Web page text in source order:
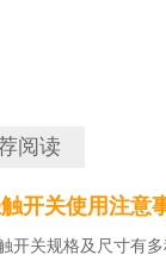
阅读
开关使用注意
开关规格及尺寸有